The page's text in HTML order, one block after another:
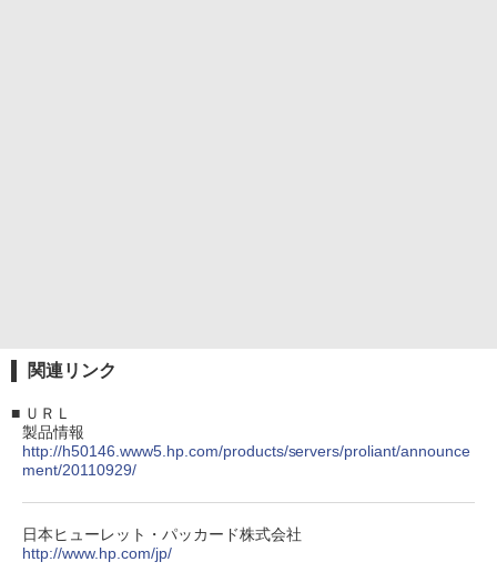
関連リンク
■ ＵＲＬ
製品情報
http://h50146.www5.hp.com/products/servers/proliant/announce
ment/20110929/
日本ヒューレット・パッカード株式会社
http://www.hp.com/jp/